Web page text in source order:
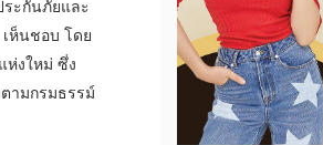
ะกันภัยและ
ห็นชอบ โดย
ห่งใหม่ ซึ่ง
ามกรมธรรม์